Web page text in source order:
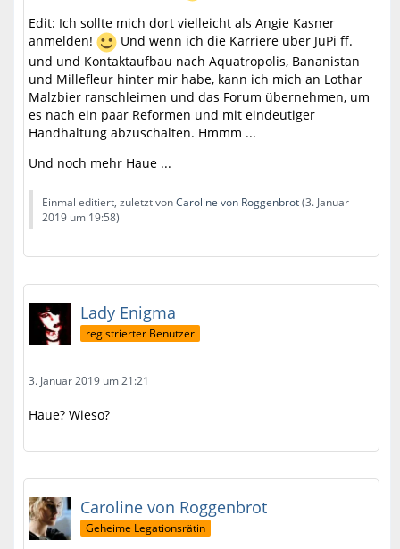
Edit: Ich sollte mich dort vielleicht als Angie Kasner
anmelden!
Und wenn ich die Karriere über JuPi ff.
und und Kontaktaufbau nach Aquatropolis, Bananistan
und Millefleur hinter mir habe, kann ich mich an Lothar
Malzbier ranschleimen und das Forum übernehmen, um
es nach ein paar Reformen und mit eindeutiger
Handhaltung abzuschalten. Hmmm ...
Und noch mehr Haue ...
Einmal editiert, zuletzt vonCaroline von Roggenbrot(3. Januar
2019 um 19:58)
Lady Enigma
registrierter Benutzer
3. Januar 2019 um 21:21
Haue? Wieso?
Caroline von Roggenbrot
Geheime Legationsrätin